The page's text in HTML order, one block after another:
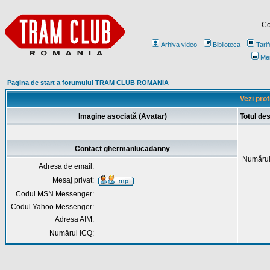
Arhiva video Biblioteca
Pagina de start a forumului TRAM CLUB ROMANIA
Vezi
Imagine asociată (Avatar) Totul
Contact ghermanlucadanny
Adresa de email:
Mesaj privat:
Codul MSN Messenger:
Codul Yahoo Messenger:
Adresa AIM:
Numărul ICQ: